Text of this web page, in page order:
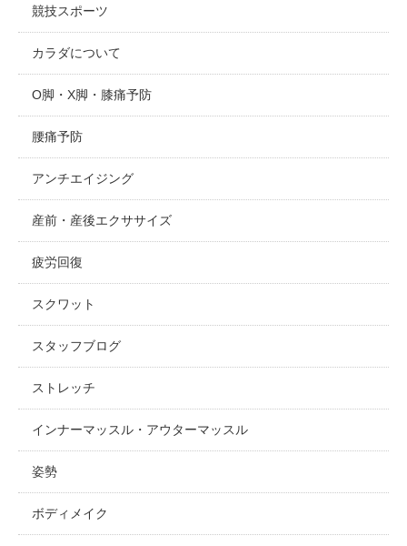
競技スポーツ
カラダについて
O脚・X脚・膝痛予防
腰痛予防
アンチエイジング
産前・産後エクササイズ
疲労回復
スクワット
スタッフブログ
ストレッチ
インナーマッスル・アウターマッスル
姿勢
ボディメイク